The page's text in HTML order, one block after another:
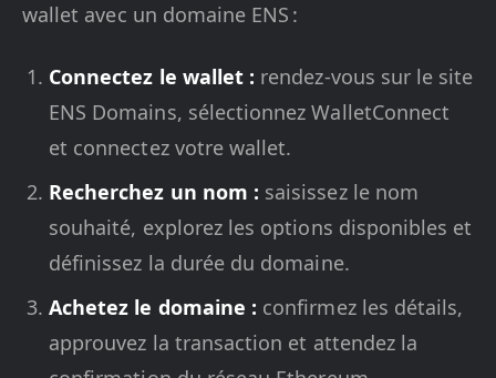
wallet avec un domaine ENS :
Connectez le wallet : rendez-vous sur le site
ENS Domains, sélectionnez WalletConnect
et connectez votre wallet.
Recherchez un nom : saisissez le nom
souhaité, explorez les options disponibles et
définissez la durée du domaine.
Achetez le domaine : confirmez les détails,
approuvez la transaction et attendez la